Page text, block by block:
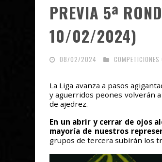
PREVIA 5ª
10/02/2024)
08/02/2024 COMPETICIONES
La Liga avanza a pasos
y aguerridos peones volverán
de ajedrez.
En un abrir y cerrar de ojos
mayoría de nuestros
grupos de tercera subirán los